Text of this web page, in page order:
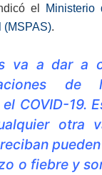
el
Ministerio
(MSPAS).
va a dar a
de
COVID-19.
otra
o fiebre y